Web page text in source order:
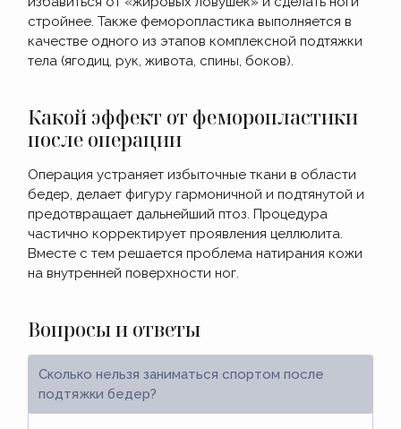
стройнее. Также феморопластика выполняется в
качестве одного из этапов комплексной подтяжки
тела (ягодиц, рук, живота, спины, боков).
Какой эффект от феморопластики
после операции
Операция устраняет избыточные ткани в области
бедер, делает фигуру гармоничной и подтянутой и
предотвращает дальнейший птоз. Процедура
частично корректирует проявления целлюлита.
Вместе с тем решается проблема натирания кожи
на внутренней поверхности ног.
Вопросы и ответы
Сколько нельзя заниматься спортом после
подтяжки бедер?